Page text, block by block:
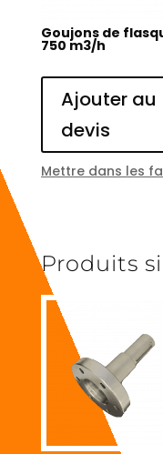
Goujons de
750 m3/h
Ajouter au
devis
Mettre dans les
Produits